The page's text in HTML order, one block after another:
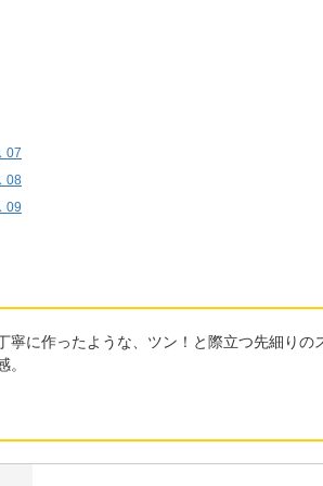
07
08
09
寧に作ったような、ツン！と際立つ先細りの
。